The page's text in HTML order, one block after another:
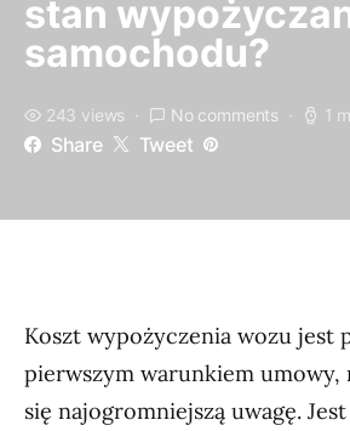
stan
samochodu?
243 views No comments 1
Share Tweet
Koszt wypożyczenia wozu jest
pierwszym warunkiem umowy,
się najogromniejszą uwagę.